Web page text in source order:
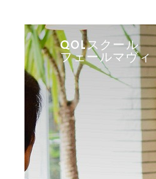
QOLスクール
フェールマヴィ